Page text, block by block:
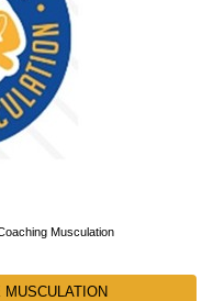
Musculation